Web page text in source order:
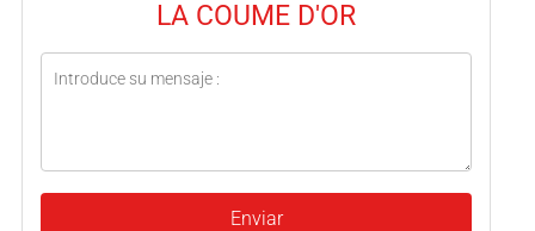
LA COUME D'OR
Enviar